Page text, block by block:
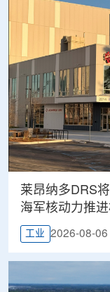
莱昂纳多DRS
海军核动力推
工业 2026-08-06